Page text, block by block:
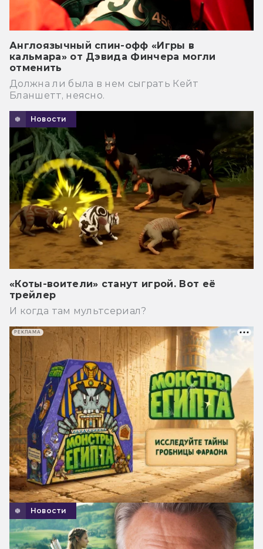
Англоязычный спин-офф «Игры в
кальмара» от Дэвида Финчера могли
отменить
Должна ли была в нем сыграть Кейт
Бланшетт, неясно.
Новости
«Коты-воители» станут игрой. Вот её
трейлер
И когда там мультсериал?
Новости
РЕКЛАМА